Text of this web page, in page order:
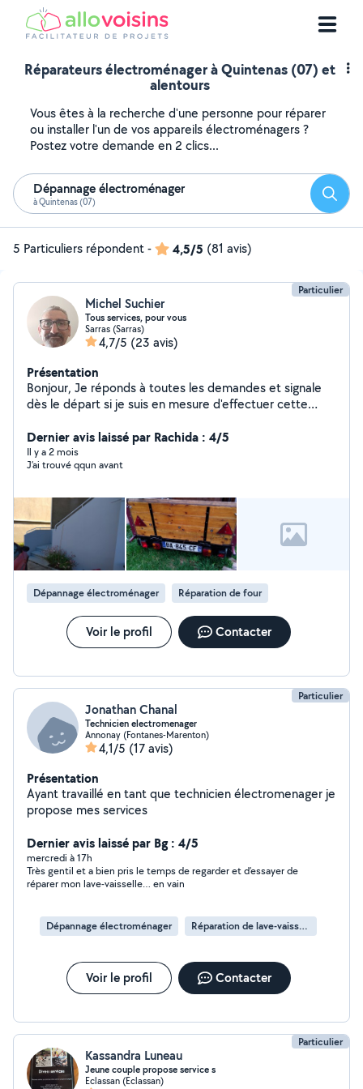
Réparateurs électroménager à Quintenas (07) et
alentours
Vous êtes à la recherche d'une personne pour réparer
ou installer l'un de vos appareils électroménagers ?
Postez votre demande en 2 clics...
Dépannage électroménager
à Quintenas (07)
5 Particuliers répondent- 4,5/5 (81 avis)
Particulier
Michel Suchier
Tous services, pour vous
Sarras (Sarras)
4,7/5 (23 avis)
Présentation
Bonjour, Je réponds à toutes les demandes et signale
dès le départ si je suis en mesure d'effectuer cette
et précis dans mon travail, pour réaliser chacune de mes
tâches.
Dernier avis laissé par Rachida : 4/5
Il y a 2 mois
J’ai trouvé qqun avant
Dépannage électroménager Réparation de four
Voir le profil Contacter
Particulier
Jonathan Chanal
Technicien electromenager
Annonay (Fontanes-Marenton)
4,1/5 (17 avis)
Présentation
Ayant travaillé en tant que technicien électromenager je
propose mes services
Dernier avis laissé par Bg : 4/5
mercredi à 17h
Très gentil et a bien pris le temps de regarder et d’essayer de
réparer mon lave-vaisselle… en vain
Dépannage électroménager Réparation de lave-vaisselle
Voir le profil Contacter
Particulier
Kassandra Luneau
Jeune couple propose service s
Eclassan (Eclassan)